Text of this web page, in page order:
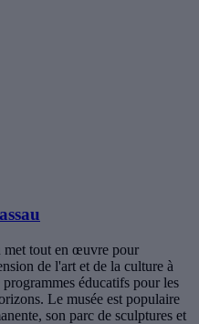
met tout en œuvre pour
de l'art et de la culture à
éducatifs pour les
Le musée est populaire
son parc de sculptures et